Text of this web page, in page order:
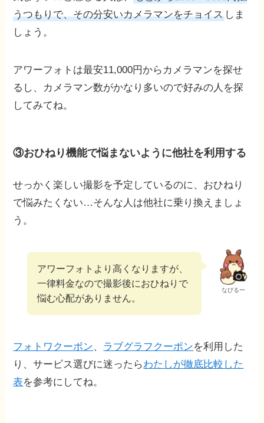
うつもりで、その分安いカメラマンをチョイス しま
しょう。
アワーフォトは最安11,000円からカメラマンを探せ
るし、カメラマン数がかなり多いので好みの人を探
してみてね。
③おひねり機能で悩まないように他社を利用する
せっかく楽しい撮影を予定しているのに、おひねり
で悩みたくない…そんな人は他社に乗り換えましょ
う。
なびるー
アワーフォトより高くなりますが、
一律料金なので撮影後におひねりで
悩む心配がありません。
フォトワクーポン、 ラブグラフクーポンを利用した
り、サービス選びに迷ったらわたしが徹底比較した
表を参考にしてね。